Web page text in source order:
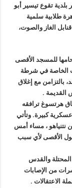
تقوع تيسير أبو
طلابية سلمية
الغاز والصوت،
للمسجد الأقصى
الخاصة في شرطة
بالتزامن مع إغلاق
القديمة .
هرتسوغ ترافقه
كبيرة. وتأتي
نتنياهو ، مساء أمس
الأقصى لأي سبب
والقدس
من الإصابات
الاعتقالات .